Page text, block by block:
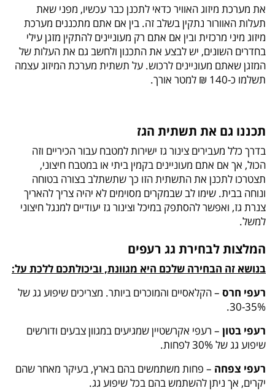
את מערכת מיזוג האוויר כדאי לתכנן כבר עכשיו, מפני שאת
תעלות האוורור נתקין בשלב זה. בין אם אתם מתכננים מערכת
מיזוג מיני מרכזית ובין אם אתם רק מעוניינים להתקין מזגן עילי
בחדרים השונים, יש לבצע את התכנון ולחשב גם את העלות של
המזגן שאתם מעוניינים לרכוש. על תשתית מערכת המיזוג עצמה
תשלמו כ-140 ₪ למטר אורך.
תכננו גם את תשתית הגז
בדרך כלל מעבירים צינור גז ישירות למטבח עבור הכיריים וזה
הכול, אך אם אתם מעוניינים בקמין ביתי או במטבח חיצוני,
תצטרכו לתכנן את התשתית הזו כך שתשתלב בצורה בטוחה
ונוחה בבית. שימו לב שבמקרים מסוימים לא יהיה צריך להאריך
צנרת גז, ואפשר להסתפק במיכל וצינור גז יעודיים למנגל חיצוני
למשל.
המלצות לבחירת גג רעפים
בנושא זה הבחירה שלכם היא מגוונת, וביכולתכם ללכת על:
רעפי חרס – הקלאסיים והמוכרים ביותר. מצריכים שיפוע גג של
30-35%.
רעפי בטון – רעפי אקרשטיין שמגיעים במגוון צבעים ודורשים
שיפוע גג של 30% לפחות.
רעפי צפחה – פחות משתמשים בהם בארץ, בעיקר מאחר שהם
יקרים, אך ניתן להשתמש בהם בכל שיפוע גג.